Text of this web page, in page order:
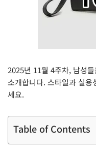
2025년 11월 4주차, 남성
소개합니다. 스타일과 실용
세요.
Table of Contents